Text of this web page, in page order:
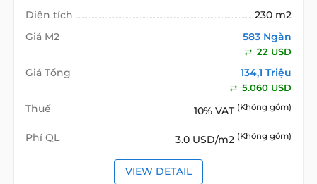
Diện tích
230 m2
Giá M2
583 Ngàn
22 USD
Giá Tổng 134,1 Triệu
5.060 USD
Thuế 10% VAT (Không gồm)
Phí QL 3.0 USD/m2 (Không gồm)
VIEW DETAIL